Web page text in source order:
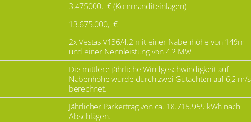
3.475000,- € (Kommanditeinlagen)
13.675.000,- €
2x Vestas V136/4.2 mit einer Nabenhöhe von 149m
und einer Nennleistung von 4,2 MW.
Die mittlere jährliche Windgeschwindigkeit auf
Nabenhöhe wurde durch zwei Gutachten auf 6,2 m/s
berechnet.
Jährlicher Parkertrag von ca. 18.715.959 kWh nach
Abschlägen.